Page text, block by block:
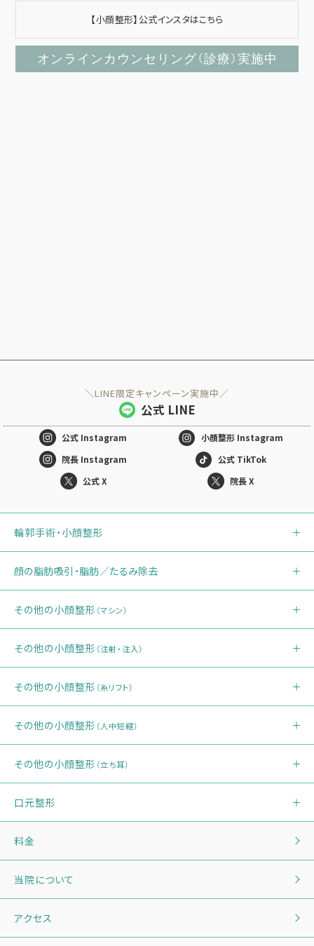
【小顔整形】公式インスタはこちら
オンラインカウンセリング（診療）実施中
＼LINE限定キャンペーン実施中／
公式 LINE
公式 Instagram 小顔整形 Instagram
院長 Instagram
公式 TikTok
公式 X
院長 X
輪郭手術・小顔整形
顔の脂肪吸引・脂肪／たるみ除去
その他の小顔整形 （マシン）
その他の小顔整形 （注射・注入）
その他の小顔整形 （糸リフト）
その他の小顔整形 （人中短縮）
その他の小顔整形 （立ち耳）
口元整形
料金
当院について
アクセス